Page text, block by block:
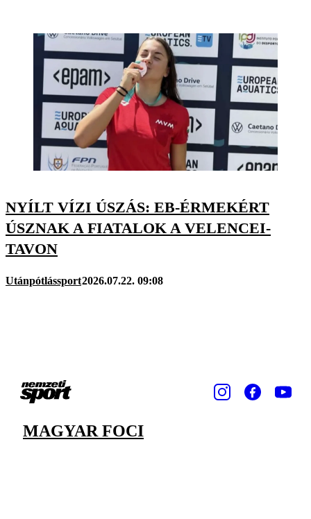
NYÍLT VÍZI ÚSZÁS: EB-ÉRMEKÉRT
ÚSZNAK A FIATALOK A VELENCEI-
TAVON
Utánpótlássport2026.07.22. 09:08
MAGYAR FOCI